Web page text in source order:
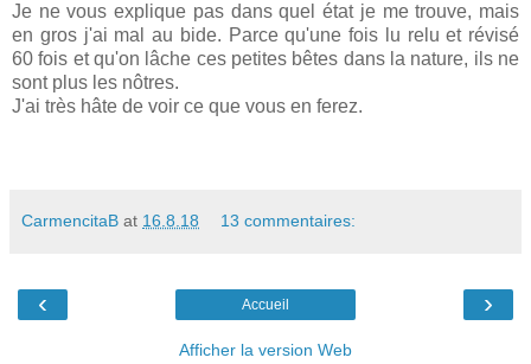
Je ne vous explique pas dans quel état je me trouve, mais
en gros j'ai mal au bide. Parce qu'une fois lu relu et révisé
60 fois et qu'on lâche ces petites bêtes dans la nature, ils ne
sont plus les nôtres.
J'ai très hâte de voir ce que vous en ferez.
CarmencitaB at 16.8.18 13 commentaires:
‹ ›
Accueil
Afficher la version Web